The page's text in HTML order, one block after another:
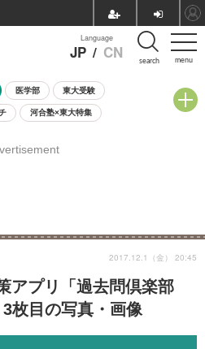
menu
Language
JP / CN search
医学部 東大受験
河合塾×東大特集
校説明会・相談会
アプリ「過去問倶楽部
枚目の写真・画像
2017.12.1（金） 20:45